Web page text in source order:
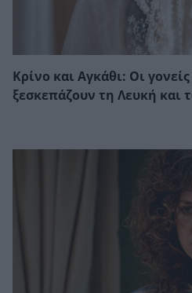
Κρίνο και Αγκάθι: Οι
ξεσκεπάζουν τη Λευκή και